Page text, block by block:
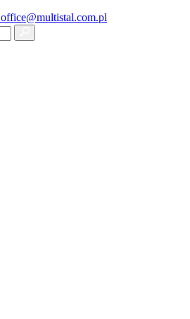
office@multistal.com.pl